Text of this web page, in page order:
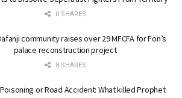
0 SHARES
community raises over 29 MFCFA for Fon’s
palace reconstruction project
8 SHARES
Poisoning or Road Accident: What killed Prophet